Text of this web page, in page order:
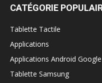
CATÉGORIE
Tablette Tactile
Applications
Applications Android
Tablette Samsung